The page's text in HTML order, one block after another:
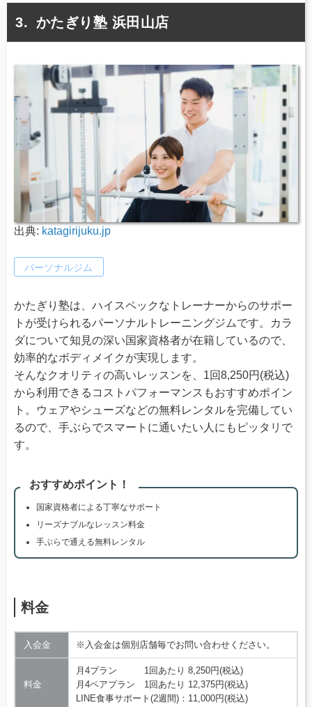
かたぎり塾 浜田山店
出典: katagirijuku.jp
パーソナルジム
かたぎり塾は、ハイスペックなトレーナーからのサポー
トが受けられるパーソナルトレーニングジムです。カラ
ダについて知見の深い国家資格者が在籍しているので、
効率的なボディメイクが実現します。
そんなクオリティの高いレッスンを、1回8,250円(税込)
から利用できるコストパフォーマンスもおすすめポイン
ト。ウェアやシューズなどの無料レンタルを完備してい
るので、手ぶらでスマートに通いたい人にもピッタリで
す。
おすすめポイント！
国家資格者による丁寧なサポート
リーズナブルなレッスン料金
手ぶらで通える無料レンタル
料金
入会金 ※入会金は個別店舗毎でお問い合わせください。
料金
月4プラン 1回あたり 8,250円(税込)
月4ペアプラン 1回あたり 12,375円(税込)
LINE食事サポート(2週間)：11,000円(税込)